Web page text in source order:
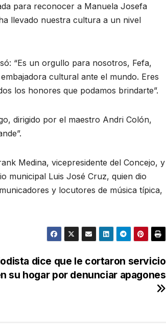
para reconocer a Manuela Josefa
llevado nuestra cultura a un nivel
“Es un orgullo para nosotros, Fefa,
cultural ante el mundo. Eres
los honores que podamos brindarte”.
dirigido por el maestro Andri Colón,
Medina, vicepresidente del Concejo, y
municipal Luis José Cruz, quien dio
y locutores de música típica,
dice que le cortaron servicio
su hogar por denunciar apagones